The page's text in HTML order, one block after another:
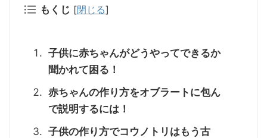
もくじ [閉じる]
子供に赤ちゃんがどうやってできるか
聞かれて困る！
赤ちゃんの作り方をオブラートに包ん
で説明するには！
子供の作り方でコウノトリはもう古